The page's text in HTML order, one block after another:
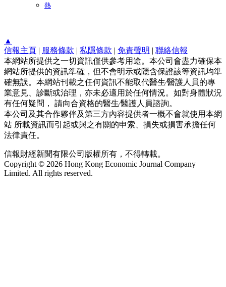
熱
▲
信報主頁 | 服務條款 | 私隱條款 | 免責聲明 | 聯絡信報
本網站所提供之一切資訊僅供參考用途。本公司會盡力確保本
網站所提供的資訊準確，但不會明示或隱含保證該等資訊均準
確無誤。本網站刊載之任何資訊不能取代醫生∕醫護人員的專
業意見、診斷或治理，亦未必適用於任何情況。如對身體狀況
有任何疑問， 請向合資格的醫生∕醫護人員諮詢。
本公司及其合作夥伴及第三方內容提供者一概不會就使用本網
站 所載資訊而引起或與之有關的申索、損失或損害承擔任何
法律責任。
信報財經新聞有限公司版權所有，不得轉載。
Copyright © 2026 Hong Kong Economic Journal Company
Limited. All rights reserved.